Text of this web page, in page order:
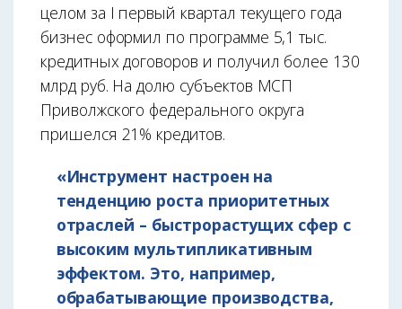
целом за I первый квартал текущего года
бизнес оформил по программе 5,1 тыс.
кредитных договоров и получил более 130
млрд руб. На долю субъектов МСП
Приволжского федерального округа
пришелся 21% кредитов.
«Инструмент настроен на
тенденцию роста приоритетных
отраслей – быстрорастущих сфер с
высоким мультипликативным
эффектом. Это, например,
обрабатывающие производства,